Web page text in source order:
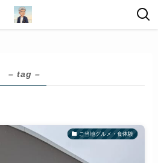
– tag –
ご当地グルメ・食体験